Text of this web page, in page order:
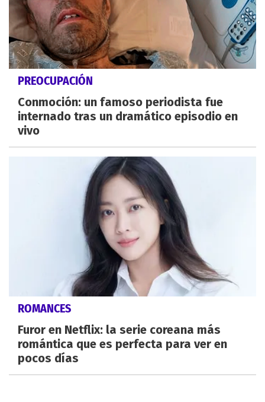
PREOCUPACIÓN
Conmoción: un famoso periodista fue
internado tras un dramático episodio en
vivo
ROMANCES
Furor en Netflix: la serie coreana más
romántica que es perfecta para ver en
pocos días